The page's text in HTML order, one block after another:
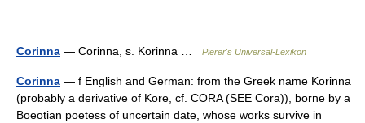
Corinna — Corinna, s. Korinna … Pierer's Universal-Lexikon
Corinna — f English and German: from the Greek name Korinna
(probably a derivative of Korē, cf. CORA (SEE Cora)), borne by a
Boeotian poetess of uncertain date, whose works survive in